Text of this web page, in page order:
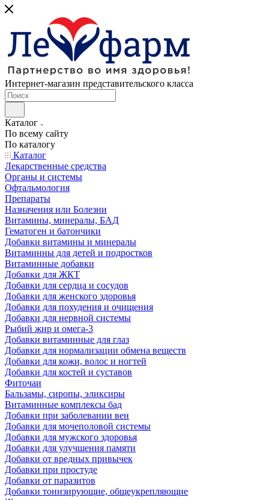
Интернет-магазин представительского класса
Каталог
По всему сайту
По каталогу
Каталог
Лекарственные средства
Органы и системы
Офтальмология
Препараты
Назначения или Болезни
Витамины, минералы, БАД
Гематоген и батончики
Добавки витамины и минералы
Витаминны для детей и подростков
Витаминные добавки
Добавки для ЖКТ
Добавки для сердца и сосудов
Добавки для женского здоровья
Добавки для похудения и очищения
Добавки для нервной системы
Рыбий жир и омега-3
Добавки витаминные для глаз
Добавки для нормализации обмена веществ
Добавки для кожи, волос и ногтей
Добавки для костей и суставов
Фиточаи
Бальзамы, сиропы, эликсиры
Витаминные комплексы бад
Добавки при заболевании вен
Добавки для мочеполовой системы
Добавки для мужского здоровья
Добавки для улучшения памяти
Добавки от вредных привычек
Добавки при простуде
Добавки от паразитов
Добавки тонизирующие, общеукрепляющие